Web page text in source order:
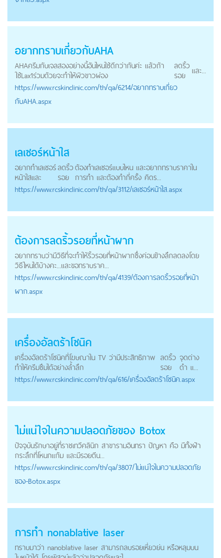
อยากทราบเกี่ยวกับAHA
AHAครีมกับเจลสองอย่างนี้อันไหนใช้ดีกว่ากันค่ะ แล้วถ้า
ใช้Lax1ร่วมด้วยจะทำให้ผิวขาวผ่อง
ลดริ้ว
รอย และ...
https://www.rcskinclinic.com/th/qa/6214/อยากทราบเกี่ยว
กับAHA.aspx
เลเซอร์หน้าใส
อยากทำเลเซอร์
หน้าใสและ
ลดริ้ว
รอย
ต้องทำเลเซอร์แบบไหน และอยากทราบราคาใน
การทำ และต้องทำกี่ครั้ง คิดร...
https://www.rcskinclinic.com/th/qa/3112/เลเซอร์หน้าใส.aspx
ต้องการลดริ้วรอยที่หน้าผาก
อยากทราบว่ามีวิธีที่จะทำให้ริ้วรอยที่หน้าผากซึ่งค่อนข้างลึกลดลงโดย
วิธีไหนได้บ้างคะ...และขอทราบราค...
https://www.rcskinclinic.com/th/qa/4139/ต้องการลดริ้วรอยที่หน้า
ผาก.aspx
เครื่องอัลตร้าโซนิค
เครื่องอัลตร้าโซนิคที่โฆษณาใน TV ว่ามีประสิทธิภาพ
ทำให้ครีมซึมได้อย่างล้ำลึก
ลดริ้ว
รอย
จุดด่าง
ดำ แ...
https://www.rcskinclinic.com/th/qa/616/เครื่องอัลตร้าโซนิค.aspx
ไม่แน่ใจในความปลอดภัยของ Botox
ปัจจุบันรักษาอยู่ที่ราชเทวีคลินิก สาขารามอินทรา ปัญหา คือ มีทั้งฝ้า
กระลึกที่โหนกแก้ม และมีรอยตีน...
https://www.rcskinclinic.com/th/qa/3807/ไม่แน่ใจในความปลอดภัย
ของ-Botox.aspx
การทำ nonablative laser
ทราบมาว่า nanoblative laser สามารถลบรอยเหี่ยวย่น หรือหลุมบน